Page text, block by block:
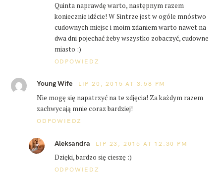
Quinta naprawdę warto, następnym razem
koniecznie idźcie! W Sintrze jest w ogóle mnóstwo
cudownych miejsc i moim zdaniem warto nawet na
dwa dni pojechać żeby wszystko zobaczyć, cudowne
miasto :)
ODPOWIEDZ
Young Wife LIP 20, 2015 AT 3:58 PM
Nie mogę się napatrzyć na te zdjęcia! Za każdym razem
zachwycają mnie coraz bardziej!
ODPOWIEDZ
Aleksandra LIP 23, 2015 AT 12:30 PM
Dzięki, bardzo się cieszę :)
ODPOWIEDZ